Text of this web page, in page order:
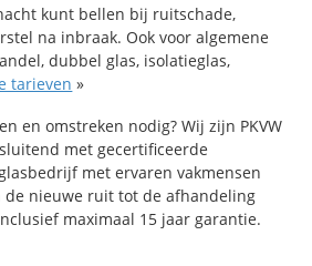
kunt bellen bij ruitschade,
na inbraak. Ook voor algemene
dubbel glas, isolatieglas,
tarieven »
en omstreken nodig? Wij zijn PKVW
met gecertificeerde
met ervaren vakmensen
de nieuwe ruit tot de afhandeling
maximaal 15 jaar garantie.